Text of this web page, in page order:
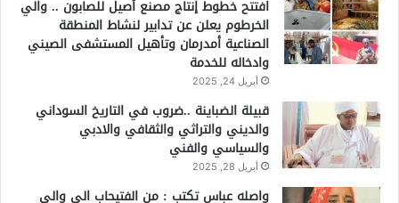
افتتح خطوط إنتاج مصنع أصيل للصابون .. والي
الخرطوم يعلن عن تدابير لنشاط المنطقة
الصناعية أمدرمان وتأهيل المستشفى الصيني
وادخاله للخدمة
أبريل 24, 2025
قبيلة الضباينة ..ضروب في التاريخ السوداني
والديني والتراثي والثقافي والادبي
والسياسي والفني
أبريل 28, 2025
واصله عباس تكتب : من الفتيحاب الي والي